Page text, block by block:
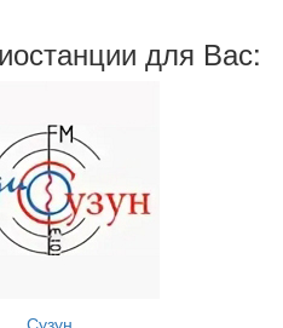
для Вас:
Сузун